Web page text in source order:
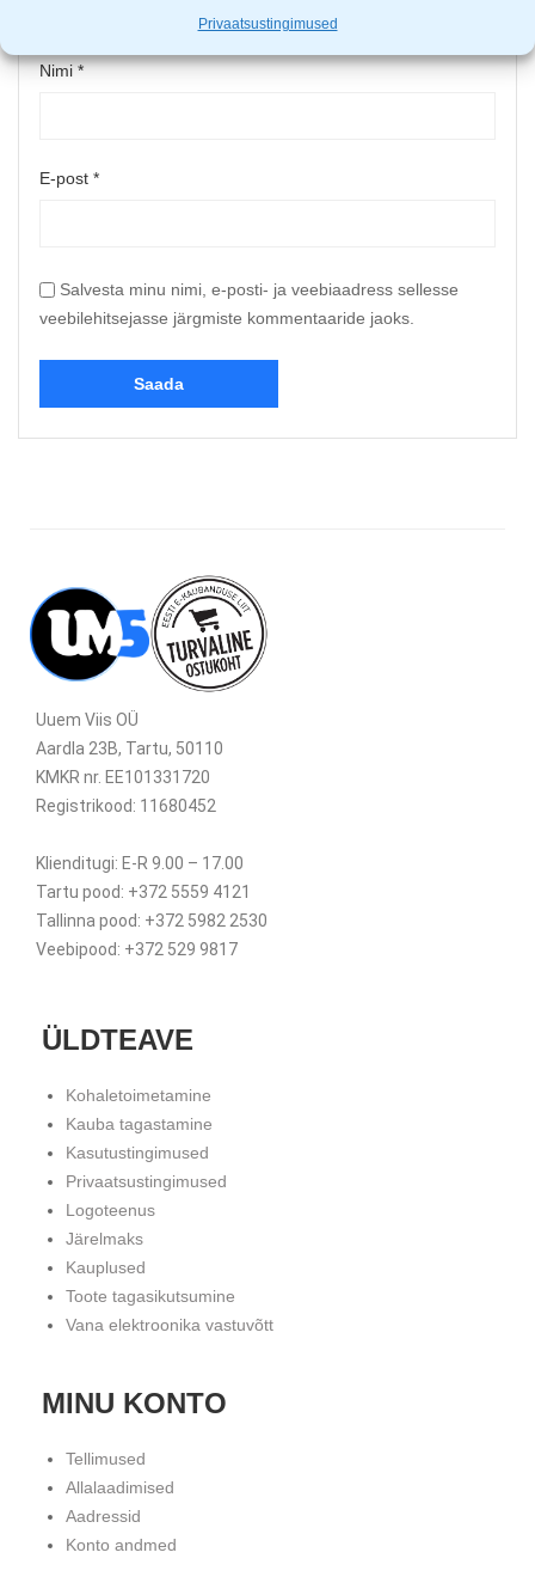
Privaatsustingimused
Nimi*
E-post *
Salvesta minu nimi, e-posti- ja veebiaadress sellesse
veebilehitsejasse järgmiste kommentaaride jaoks.
Uuem Viis OÜ
Aardla 23B, Tartu, 50110
KMKR nr. EE101331720
Registrikood: 11680452
Klienditugi: E-R 9.00 – 17.00
Tartu pood: +372 5559 4121
Tallinna pood: +372 5982 2530
Veebipood: +372 529 9817
ÜLDTEAVE
Kohaletoimetamine
Kauba tagastamine
Kasutustingimused
Privaatsustingimused
Logoteenus
Järelmaks
Kauplused
Toote tagasikutsumine
Vana elektroonika vastuvõtt
MINU KONTO
Tellimused
Allalaadimised
Aadressid
Konto andmed